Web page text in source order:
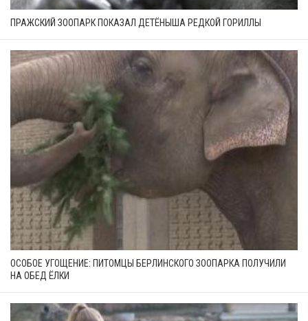
ПРАЖСКИЙ ЗООПАРК ПОКАЗАЛ ДЕТЁНЫША РЕДКОЙ ГОРИЛЛЫ
ОСОБОЕ УГОЩЕНИЕ: ПИТОМЦЫ БЕРЛИНСКОГО ЗООПАРКА ПОЛУЧИЛИ
НА ОБЕД ЁЛКИ